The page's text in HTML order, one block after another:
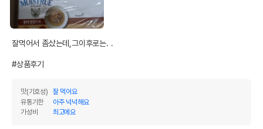
잘먹어서 좀샀는데,그이후로는. .
#상품후기
맛(기호성)
잘 먹어요
유통기한
아주 넉넉해요
가성비
최고에요